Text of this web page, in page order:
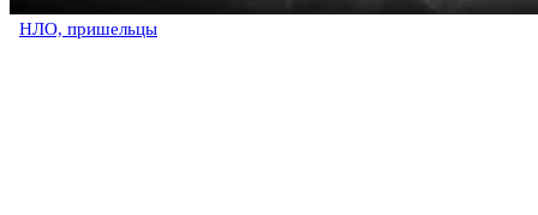
НЛО, пришельцы